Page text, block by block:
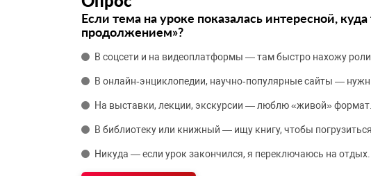
Если тема на уроке показалась интересной,
продолжением»?
В соцсети и на видеоплатформы — там быстро нахожу
В онлайн‑энциклопедии, научно‑популярные сайты —
На выставки, лекции, экскурсии — люблю «живой» формат.
В библиотеку или книжный — ищу книгу, чтобы
Никуда — если урок закончился, я переключаюсь на отдых.